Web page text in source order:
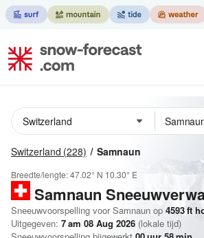
Switzerland (228) Samnaun
Breedte/lengte:47.02° N 10.30° E
Samnaun
Sneeuwvoorspelling voor Samnaun op 4593ft
Uitgegeven: 7 am 08 Aug 2026 (lokale tijd)